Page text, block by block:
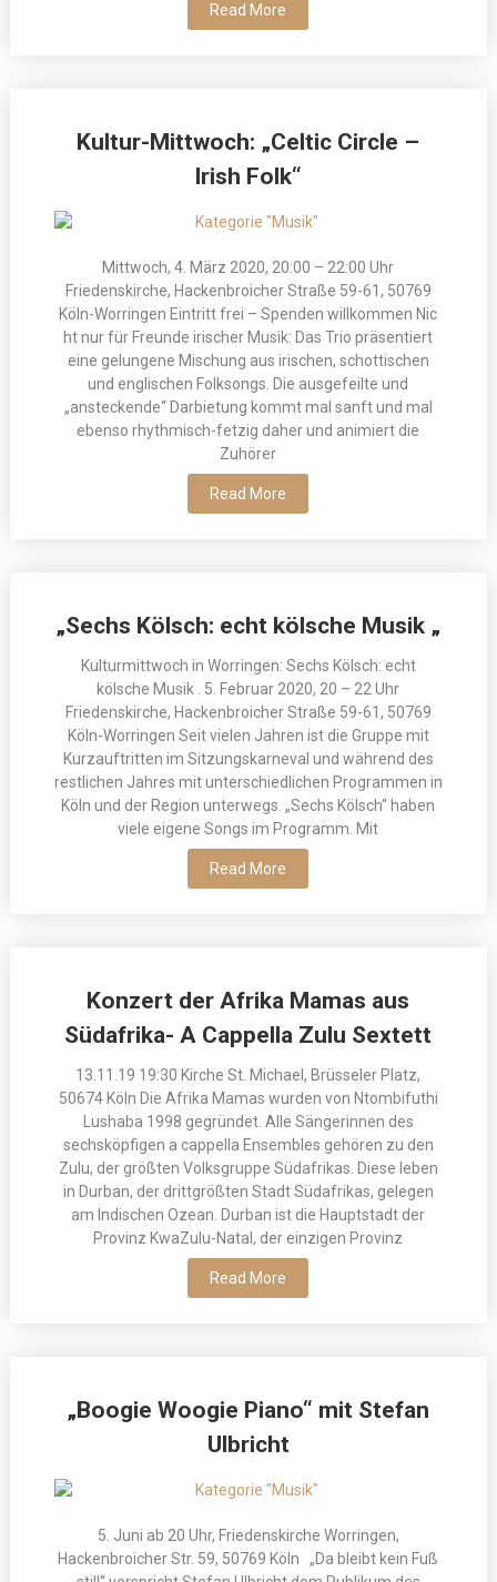
Read More
Kultur-Mittwoch: „Celtic Circle –
Irish Folk“
Mittwoch, 4. März 2020, 20:00 – 22:00 Uhr
Friedenskirche, Hackenbroicher Straße 59-61, 50769
Köln-Worringen Eintritt frei – Spenden willkommen Nic
ht nur für Freunde irischer Musik: Das Trio präsentiert
eine gelungene Mischung aus irischen, schottischen
und englischen Folksongs. Die ausgefeilte und
„ansteckende“ Darbietung kommt mal sanft und mal
ebenso rhythmisch-fetzig daher und animiert die
Zuhörer
Read More
„Sechs Kölsch: echt kölsche Musik „
Kulturmittwoch in Worringen: Sechs Kölsch: echt
kölsche Musik . 5. Februar 2020, 20 – 22 Uhr
Friedenskirche, Hackenbroicher Straße 59-61, 50769
Köln-Worringen Seit vielen Jahren ist die Gruppe mit
Kurzauftritten im Sitzungskarneval und während des
restlichen Jahres mit unterschiedlichen Programmen in
Köln und der Region unterwegs. „Sechs Kölsch“ haben
viele eigene Songs im Programm. Mit
Read More
Konzert der Afrika Mamas aus
Südafrika- A Cappella Zulu Sextett
13.11.19 19:30 Kirche St. Michael, Brüsseler Platz,
50674 Köln Die Afrika Mamas wurden von Ntombifuthi
Lushaba 1998 gegründet. Alle Sängerinnen des
sechsköpfigen a cappella Ensembles gehören zu den
Zulu, der größten Volksgruppe Südafrikas. Diese leben
in Durban, der drittgrößten Stadt Südafrikas, gelegen
am Indischen Ozean. Durban ist die Hauptstadt der
Provinz KwaZulu-Natal, der einzigen Provinz
Read More
„Boogie Woogie Piano“ mit Stefan
Ulbricht
5. Juni ab 20 Uhr, Friedenskirche Worringen,
Hackenbroicher Str. 59, 50769 Köln „Da bleibt kein Fuß